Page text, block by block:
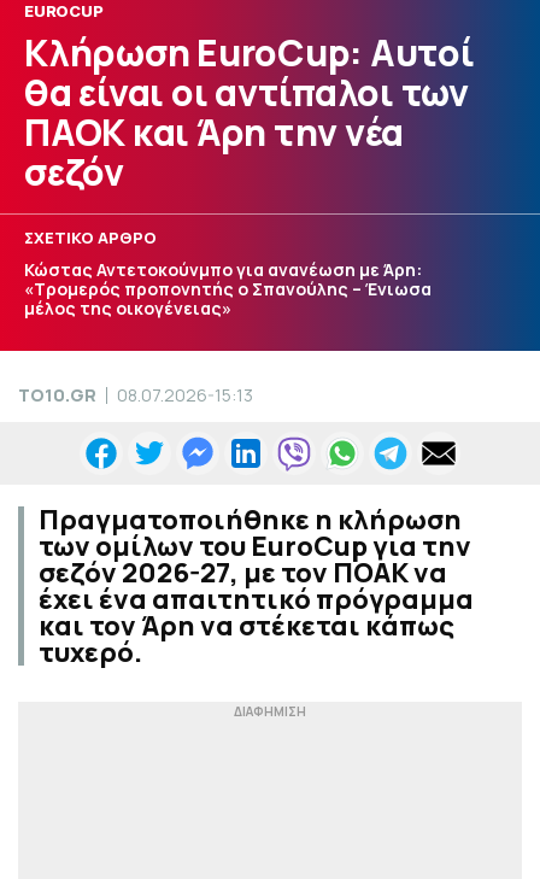
EUROCUP
Κλήρωση EuroCup: Αυτοί
θα είναι οι αντίπαλοι των
ΠΑΟΚ και Άρη την νέα
σεζόν
ΣΧΕΤΙΚΟ ΑΡΘΡΟ
Κώστας Αντετοκούνμπο για ανανέωση με Άρη:
«Τρομερός προπονητής ο Σπανούλης – Ένιωσα
μέλος της οικογένειας»
TO10.GR 08.07.2026-15:13
Πραγματοποιήθηκε η κλήρωση
των ομίλων του EuroCup για την
σεζόν 2026-27, με τον ΠΟΑΚ να
έχει ένα απαιτητικό πρόγραμμα
και τον Άρη να στέκεται κάπως
τυχερό.